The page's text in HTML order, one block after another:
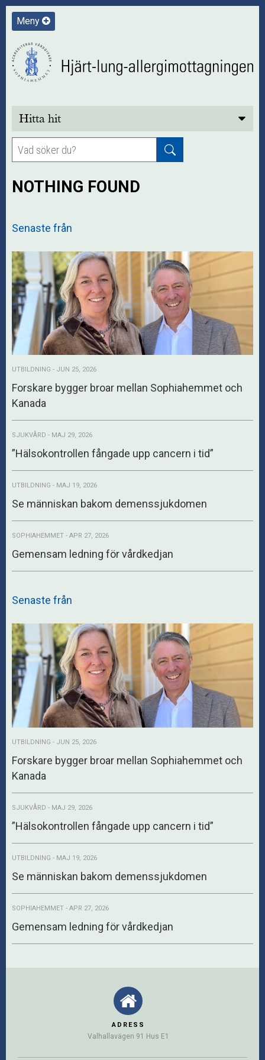
Meny
Hitta hit
NOTHING FOUND
Senaste från
UTBILDNING - JUN 25, 2026
Forskare bygger broar mellan Sophiahemmet och
Kanada
SJUKVÅRD - MAJ 29, 2026
”Hälsokontrollen fångade upp cancern i tid”
UTBILDNING - MAJ 19, 2026
Se människan bakom demenssjukdomen
SOPHIAHEMMET - APR 27, 2026
Gemensam ledning för vårdkedjan
Senaste från
UTBILDNING - JUN 25, 2026
Forskare bygger broar mellan Sophiahemmet och
Kanada
SJUKVÅRD - MAJ 29, 2026
”Hälsokontrollen fångade upp cancern i tid”
UTBILDNING - MAJ 19, 2026
Se människan bakom demenssjukdomen
SOPHIAHEMMET - APR 27, 2026
Gemensam ledning för vårdkedjan
ADRESS
Valhallavägen 91 Hus E1